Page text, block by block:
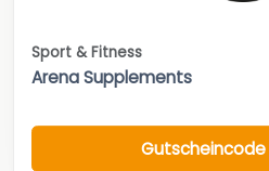
Sport & Fitness
Arena Supplements